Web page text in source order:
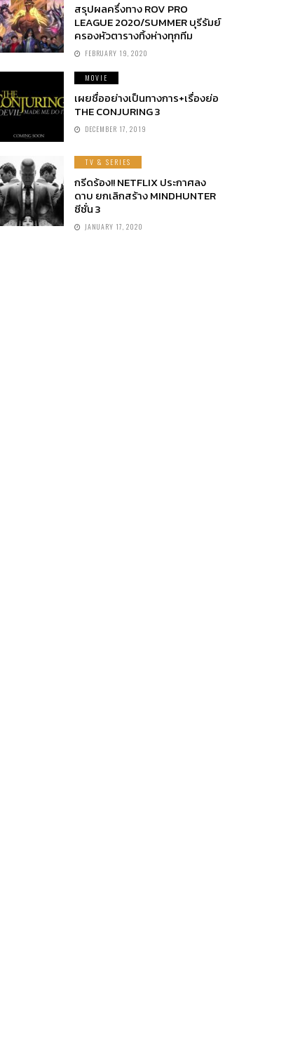
สรุปผลครึ่งทาง ROV PRO
LEAGUE 2020/SUMMER บุรีรัมย์
ครองหัวตารางทิ้งห่างทุกทีม
FEBRUARY 19, 2020
MOVIE
เผยชื่ออย่างเป็นทางการ+เรื่องย่อ
THE CONJURING 3
DECEMBER 17, 2019
TV & SERIES
กรีดร้อง!! NETFLIX ประกาศลง
ดาบ ยกเลิกสร้าง MINDHUNTER
ซีซั่น 3
JANUARY 17, 2020